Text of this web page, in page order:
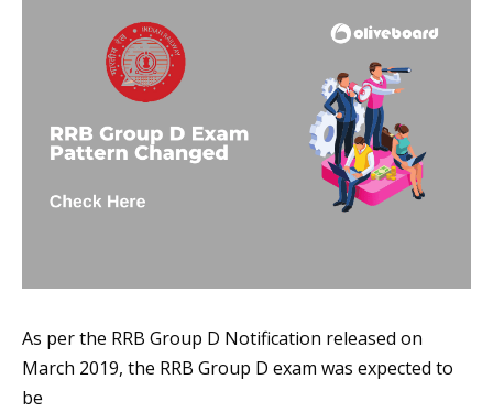
As per the RRB Group D Notification released on
March 2019, the RRB Group D exam was expected to
be